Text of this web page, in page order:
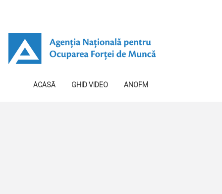
ACASĂ GHID VIDEO ANOFM